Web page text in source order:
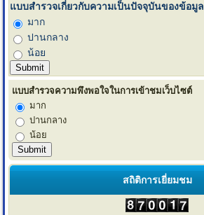
แบบสำรวจเกี่ยวกับความเป็นปัจจุบันของข้อมูล
มาก
ปานกลาง
น้อย
แบบสำรวจความพึงพอใจในการเข้าชมเว็บไซต์
มาก
ปานกลาง
น้อย
สถิติการเยี่ยมชม